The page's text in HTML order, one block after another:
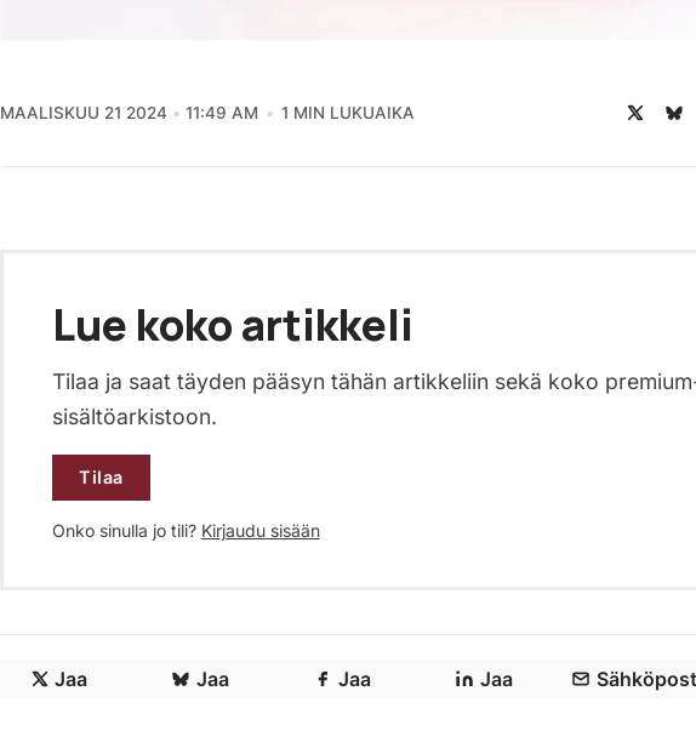
MAALISKUU 21 2024 11:49 AM 1 MIN LUKUAIKA
Lue koko artikkeli
Tilaa ja saat täyden pääsyn tähän artikkeliin sekä koko
sisältöarkistoon.
Tilaa
Onko sinulla jo tili? Kirjaudu sisään
Jaa Jaa Jaa Jaa